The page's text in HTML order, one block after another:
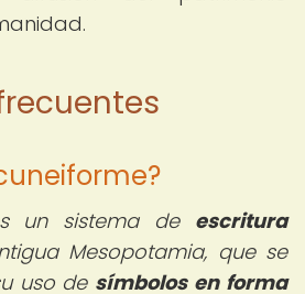
un sistema de escritura
Mesopotamia, que se
uso de símbolos en forma